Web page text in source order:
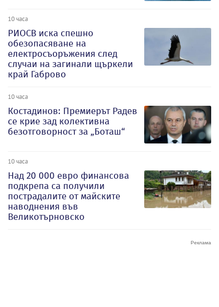
10 часа
РИОСВ иска спешно
обезопасяване на
електросъоръжения след
случаи на загинали щъркели
край Габрово
10 часа
Костадинов: Премиерът Радев
се крие зад колективна
безотговорност за „Боташ“
10 часа
Над 20 000 евро финансова
подкрепа са получили
пострадалите от майските
наводнения във
Великотърновско